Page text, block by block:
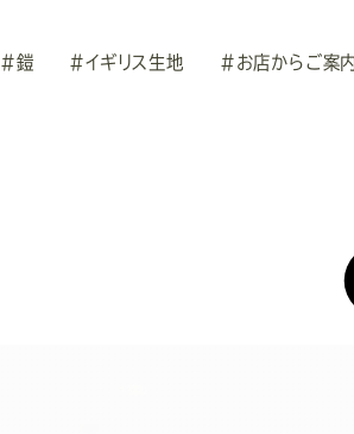
#鎧 #イギリス生地 #お店からご案内